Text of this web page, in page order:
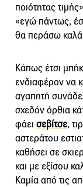
ποιότητας
«εγώ πάντως,
θα περάσω
Κάπως έτσι
ενδιαφέρον να
αγαπητή
σχεδόν όρθια
φάει σεβίτσε,
αστεράτου
καθήσει σε
και με εξίσου
Καμία από τις